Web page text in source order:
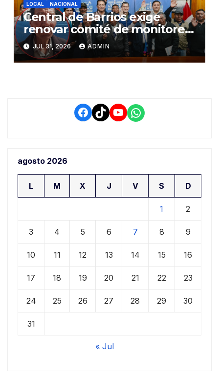
LOCAL NACIONAL
Central de Barrios exige
renovar comité de monitoreo
del PIAA por presuntos
conflictos de interés y
retrasos
JUL 31, 2026 ADMIN
Facebook
TikTokYouTube
WhatsApp
agosto 2026
L M X J V S D
1 2
3 4 5 6 7 8 9
10 11 12 13 14 15 16
17 18 19 20 21 22 23
24 25 26 27 28 29 30
31
« Jul